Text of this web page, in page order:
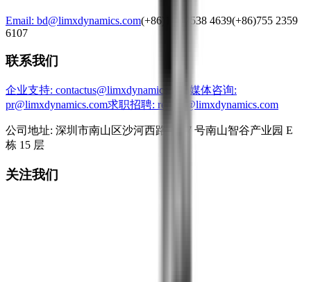
Email: bd@limxdynamics.com(+86)180 2538 4639(+86)755 2359
6107
联系我们
企业支持: contactus@limxdynamics.com 媒体咨询:
pr@limxdynamics.com求职招聘: recruit@limxdynamics.com
公司地址: 深圳市南山区沙河西路 3157 号南山智谷产业园 E
栋 15 层
关注我们